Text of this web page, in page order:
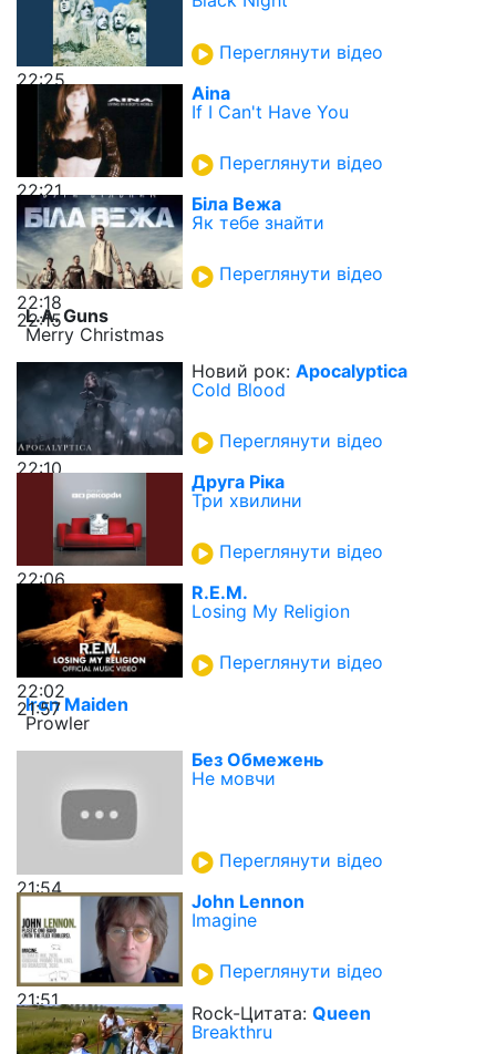
22:25
Переглянути відео
22:21
Aina
If I Can't Have You
Переглянути відео
22:18
Біла Вежа
Як тебе знайти
Переглянути відео
22:15
L.A. Guns
Merry Christmas
22:10
Новий рок: Apocalyptica
Cold Blood
Переглянути відео
22:06
Друга Ріка
Три хвилини
Переглянути відео
22:02
R.E.M.
Losing My Religion
Переглянути відео
21:57
Iron Maiden
Prowler
21:54
Без Обмежень
Не мовчи
Переглянути відео
21:51
John Lennon
Imagine
Переглянути відео
Rock-Цитата: Queen
Breakthru